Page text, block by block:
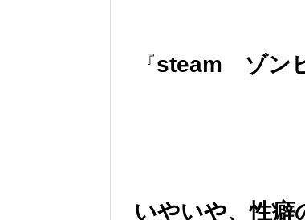
『steam ゾン
いやいや、性癖